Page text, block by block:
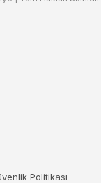
Politikası